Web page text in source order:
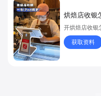
烘焙店收银
开烘焙店收银
获取资料